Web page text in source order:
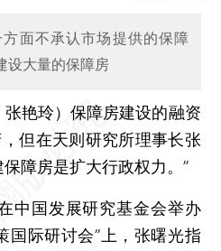
面不承认市场提供的保障
设大量的保障房
艳玲） 保障房建设的融资
但在天则研究所理事长张
障房是扩大行政权力。”
国发展研究基金会举办
国际研讨会”上，张曙光指